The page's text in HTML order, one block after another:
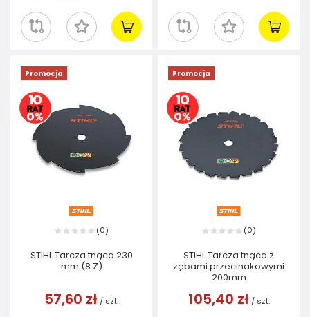
Promocja
(0)
STIHL Tarcza tnąca 230
mm (8 Z)
57,60 zł / szt.
Promocja
(0)
STIHL Tarcza tnąca z
zębami przecinakowymi
200mm
105,40 zł / szt.